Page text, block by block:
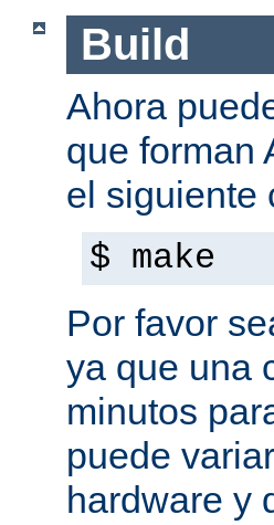
Build
Ahora
que forman
el siguiente
$ make
Por favor
ya que una
minutos
puede
hardware y